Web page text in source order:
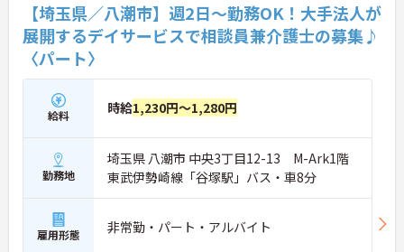
【埼玉県／八潮市】週2日～勤務OK！大手法人が
展開するデイサービスで相談員兼介護士の募集♪
〈パート〉
給料 時給1,230円～1,280円
勤務地
埼玉県 八潮市 中央3丁目12-13 M-Ark1階
東武伊勢崎線「谷塚駅」バス・車8分
雇用形態 非常勤・パート・アルバイト